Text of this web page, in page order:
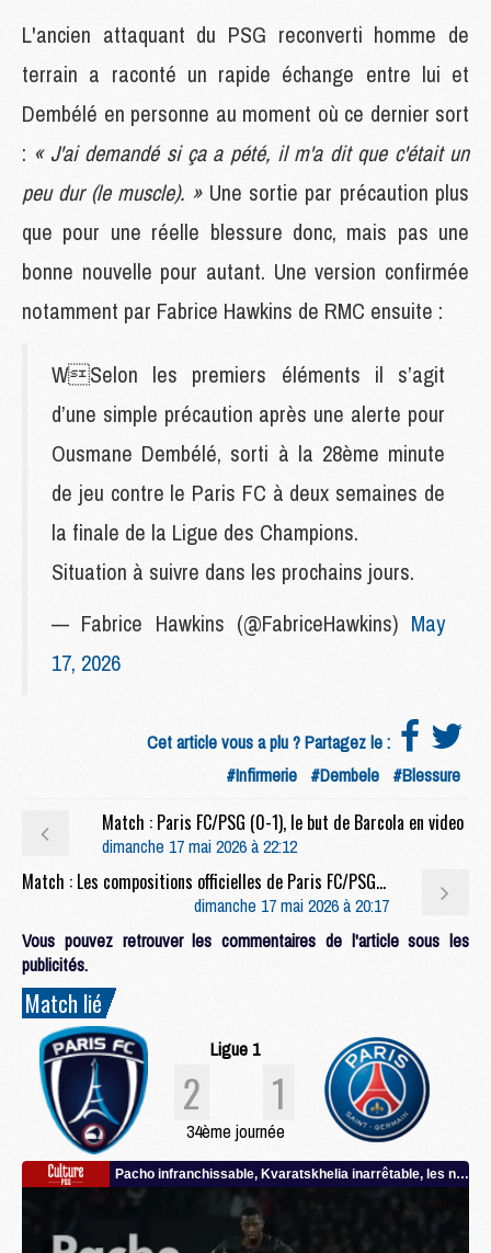
L'ancien attaquant du PSG reconverti homme de
terrain a raconté un rapide échange entre lui et
Dembélé en personne au moment où ce dernier sort
: « J'ai demandé si ça a pété, il m'a dit que c'était un
peu dur (le muscle). »Une sortie par précaution plus
que pour une réelle blessure donc, mais pas une
bonne nouvelle pour autant. Une version confirmée
notamment par Fabrice Hawkins de RMC ensuite :
WSelon les premiers éléments il s’agit
d’une simple précaution après une alerte pour
Ousmane Dembélé, sorti à la 28ème minute
de jeu contre le Paris FC à deux semaines de
la finale de la Ligue des Champions.
Situation à suivre dans les prochains jours.
— Fabrice Hawkins (@FabriceHawkins) May
17, 2026
Cet article vous a plu ? Partagez le :
#Infirmerie #Dembele #Blessure
Match : Paris FC/PSG (0-1), le but de Barcola en video
dimanche 17 mai 2026 à 22:12
Match : Les compositions officielles de Paris FC/PSG dévoilées, Lucea titulaire
dimanche 17 mai 2026 à 20:17
Vous pouvez retrouver les commentaires de l'article sous les
publicités.
Match lié
Ligue 1
2 1
34ème journée